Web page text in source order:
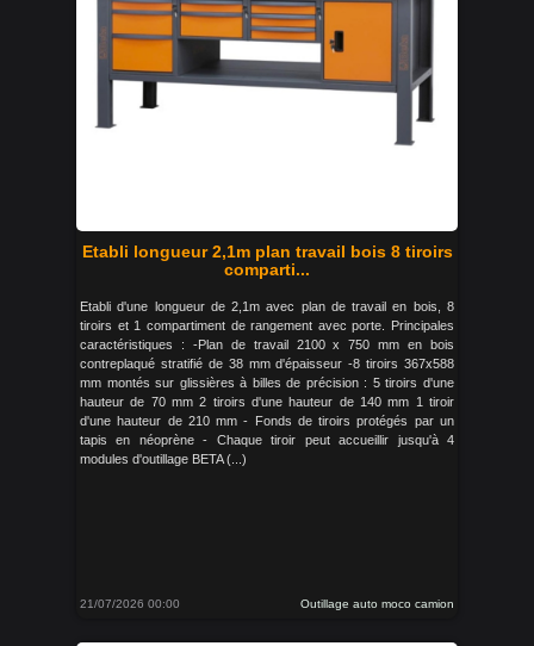
Etabli longueur 2,1m plan travail bois 8 tiroirs
comparti...
Etabli d'une longueur de 2,1m avec plan de travail en bois, 8
tiroirs et 1 compartiment de rangement avec porte. Principales
caractéristiques : -Plan de travail 2100 x 750 mm en bois
contreplaqué stratifié de 38 mm d'épaisseur -8 tiroirs 367x588
mm montés sur glissières à billes de précision : 5 tiroirs d'une
hauteur de 70 mm 2 tiroirs d'une hauteur de 140 mm 1 tiroir
d'une hauteur de 210 mm - Fonds de tiroirs protégés par un
tapis en néoprène - Chaque tiroir peut accueillir jusqu'à 4
modules d'outillage BETA (...)
21/07/2026 00:00 Outillage auto moco camion